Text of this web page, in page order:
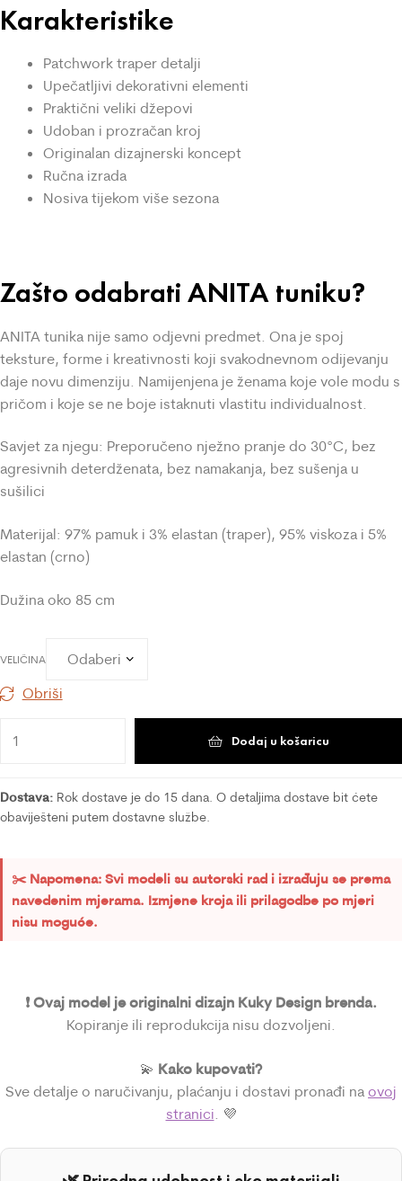
Karakteristike
Patchwork traper detalji
Upečatljivi dekorativni elementi
Praktični veliki džepovi
Udoban i prozračan kroj
Originalan dizajnerski koncept
Ručna izrada
Nosiva tijekom više sezona
Zašto odabrati ANITA tuniku?
ANITA tunika nije samo odjevni predmet. Ona je spoj
teksture, forme i kreativnosti koji svakodnevnom odijevanju
daje novu dimenziju. Namijenjena je ženama koje vole modu s
pričom i koje se ne boje istaknuti vlastitu individualnost.
Savjet za njegu: Preporučeno nježno pranje do 30°C, bez
agresivnih deterdženata, bez namakanja, bez sušenja u
sušilici
Materijal: 97% pamuk i 3% elastan (traper), 95% viskoza i 5%
elastan (crno)
Dužina oko 85 cm
VELIČINA
Obriši
Dodaj u košaricu
Dostava: Rok dostave je do 15 dana. O detaljima dostave bit ćete
obaviješteni putem dostavne službe.
✂️ Napomena: Svi modeli su autorski rad i izrađuju se prema
navedenim mjerama. Izmjene kroja ili prilagodbe po mjeri
nisu moguće.
❗ Ovaj model je originalni dizajn Kuky Design brenda.
Kopiranje ili reprodukcija nisu dozvoljeni.
💫 Kako kupovati?
Sve detalje o naručivanju, plaćanju i dostavi pronađi na ovoj
stranici . 💜